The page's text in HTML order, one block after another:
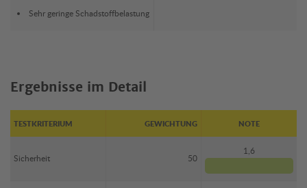
Sehr geringe Schadstoffbelastung
Ergebnisse im Detail
TESTKRITERIUM GEWICHTUNG NOTE
Sicherheit 50
1,6